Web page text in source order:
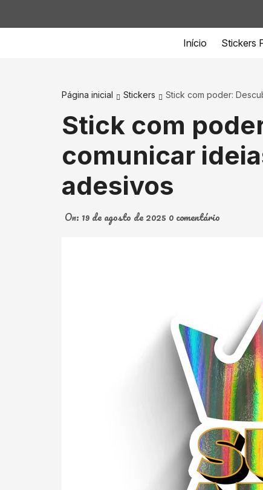
Início Stickers
Página inicial Stickers Stick com poder:
Stick com
comunicar
adesivos
On: 19 de agosto de 2025 0 comentário